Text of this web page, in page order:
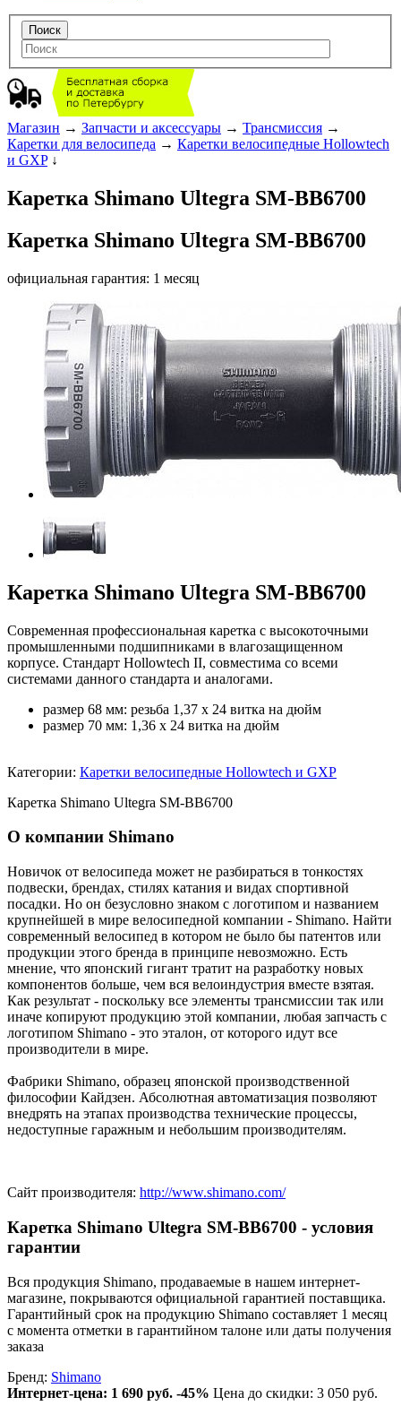
Магазин → Запчасти и аксессуары → Трансмиссия →
Каретки для велосипеда → Каретки велосипедные Hollowtech
и GXP↓
Каретка Shimano Ultegra SM-BB6700
Каретка Shimano Ultegra SM-BB6700
официальная гарантия: 1 месяц
Каретка Shimano Ultegra SM-BB6700
Современная профессиональная каретка с высокоточными
промышленными подшипниками в влагозащищенном
корпусе. Стандарт Hollowtech II, совместима со всеми
системами данного стандарта и аналогами.
размер 68 мм: резьба 1,37 x 24 витка на дюйм
размер 70 мм: 1,36 x 24 витка на дюйм
Категории: Каретки велосипедные Hollowtech и GXP
Каретка Shimano Ultegra SM-BB6700
О компании Shimano
Новичок от велосипеда может не разбираться в тонкостях
подвески, брендах, стилях катания и видах спортивной
посадки. Но он безусловно знаком с логотипом и названием
крупнейшей в мире велосипедной компании - Shimano. Найти
современный велосипед в котором не было бы патентов или
продукции этого бренда в принципе невозможно. Есть
мнение, что японский гигант тратит на разработку новых
компонентов больше, чем вся велоиндустрия вместе взятая.
Как результат - поскольку все элементы трансмиссии так или
иначе копируют продукцию этой компании, любая запчасть с
логотипом Shimano - это эталон, от которого идут все
производители в мире.
Фабрики Shimano, образец японской производственной
философии Кайдзен. Абсолютная автоматизация позволяют
внедрять на этапах производства технические процессы,
недоступные гаражным и небольшим производителям.
Сайт производителя: http://www.shimano.com/
Каретка Shimano Ultegra SM-BB6700 - условия
гарантии
Вся продукция Shimano, продаваемые в нашем интернет-
магазине, покрываются официальной гарантией поставщика.
Гарантийный срок на продукцию Shimano составляет 1 месяц
с момента отметки в гарантийном талоне или даты получения
заказа
Бренд: Shimano
Интернет-цена: 1 690 руб. -45% Цена до скидки: 3 050 руб.